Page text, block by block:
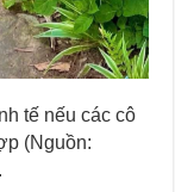
tế nếu các cô
(Nguồn: